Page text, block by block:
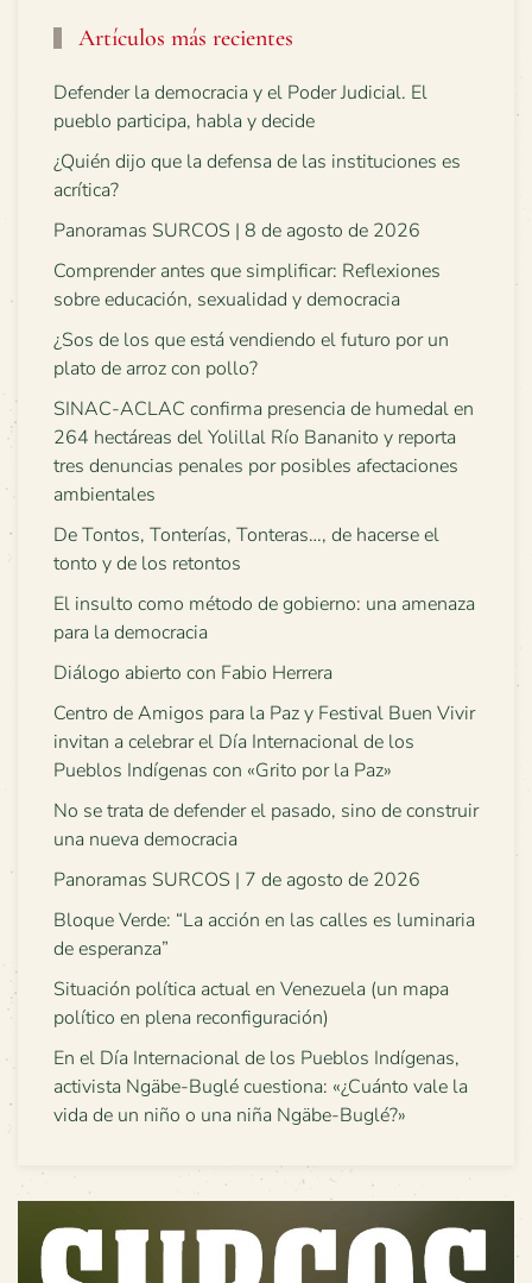
Artículos más recientes
Defender la democracia y el Poder Judicial. El
pueblo participa, habla y decide
¿Quién dijo que la defensa de las instituciones es
acrítica?
Panoramas SURCOS | 8 de agosto de 2026
Comprender antes que simplificar: Reflexiones
sobre educación, sexualidad y democracia
¿Sos de los que está vendiendo el futuro por un
plato de arroz con pollo?
SINAC-ACLAC confirma presencia de humedal en
264 hectáreas del Yolillal Río Bananito y reporta
tres denuncias penales por posibles afectaciones
ambientales
De Tontos, Tonterías, Tonteras…, de hacerse el
tonto y de los retontos
El insulto como método de gobierno: una amenaza
para la democracia
Diálogo abierto con Fabio Herrera
Centro de Amigos para la Paz y Festival Buen Vivir
invitan a celebrar el Día Internacional de los
Pueblos Indígenas con «Grito por la Paz»
No se trata de defender el pasado, sino de construir
una nueva democracia
Panoramas SURCOS | 7 de agosto de 2026
Bloque Verde: “La acción en las calles es luminaria
de esperanza”
Situación política actual en Venezuela (un mapa
político en plena reconfiguración)
En el Día Internacional de los Pueblos Indígenas,
activista Ngäbe-Buglé cuestiona: «¿Cuánto vale la
vida de un niño o una niña Ngäbe-Buglé?»